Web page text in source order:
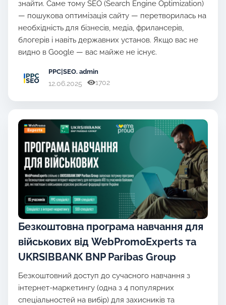
знайти. Саме тому SEO (Search Engine Optimization)
— пошукова оптимізація сайту — перетворилась на
необхідність для бізнесів, медіа, фрилансерів,
блогерів і навіть державних установ. Якщо вас не
видно в Google — вас майже не існує.
PPC|SEO. admin
12.06.2025 1702
Безкоштовна програма навчання для
військових від WebPromoExperts та
UKRSIBBANK BNP Paribas Group
Безкоштовний доступ до сучасного навчання з
інтернет-маркетингу​ (одна з 4 популярних
спеціальностей на вибір) для​ захисників та